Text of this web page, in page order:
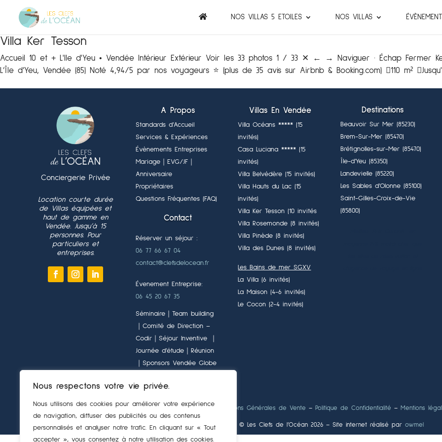
Nous respectons votre vie privée.
Nous utilisons des cookies pour améliorer votre expérience
de navigation, diffuser des publicités ou des contenus
personnalisés et analyser notre trafic. En cliquant sur « Tout
accepter », vous consentez à notre utilisation des cookies.
NOS VILLAS 5 ETOILES NOS VILLAS
Villa Ker Tesson
Accueil 10 et + L'Ile d'Yeu • Vendée Intérieur Extérieur Voir les 33 photos 1 / 33 ✕ ← → Naviguer · Échap Fermer
L’Île d’Yeu, Vendée (85) Noté 4,94/5 par nos voyageurs ⭐️ (plus de 35 avis sur Airbnb & Booking.com) 110 m²
Conciergerie Privée
Location courte durée
de Villas équipées et
haut de gamme en
Vendée. Jusqu’à 15
personnes. Pour
particuliers et
entreprises.
A Propos
Standards d’Accueil
Services & Expériences
Évènements Entreprises
Mariage｜EVG/JF｜
Anniversaire
Propriétaires
Questions Fréquentes (FAQ)
Contact
Réserver un séjour :
06 77 66 67 04
contact@clefsdelocean.fr
Évenement Entreprise:
06 45 20 67 35
Séminaire｜Team building
｜Comité de Direction –
Codir｜Séjour Inventive ｜
Journée d’étude｜Réunion
｜Sponsors Vendée Globe
Formulaire de Contact
Villas En Vendée
Villa Océans ***** (15
invités)
Casa Luciana ***** (15
invités)
Villa Belvédère (15 invités)
Villa Hauts du Lac (15
invités)
Villa Ker Tesson (10 invités
Villa Rosemonde (8 invités)
Villa Pinède (8 invités)
Villa des Dunes (8 invités)
Les Bains de mer SGXV
La Villa (6 invités)
La Maison (4-6 invités)
Le Cocon (2-4 invités)
Destinations
Beauvoir Sur Mer (85230)
Brem-Sur-Mer (85470)
Brétignolles-sur-Mer (85470)
Île-d’Yeu (85350)
Landevielle (85220)
Les Sables d’Olonne (85100)
Saint-Gilles-Croix-de-Vie
(85800)
Conditions Générales de Vente – Politique de Confidentialité – Mentions
© Les Clefs de l’Océan 2026 – Site internet réalisé par owmel